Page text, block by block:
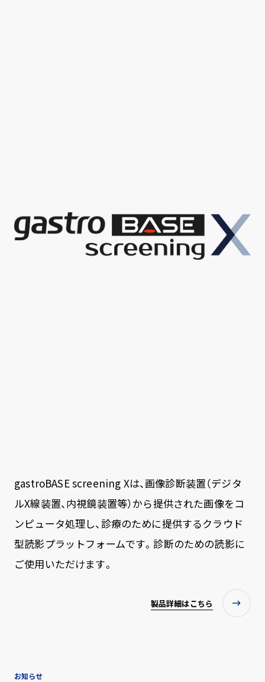
gastroBASE screening Xは、画像診断装置（デジタ
ルX線装置、内視鏡装置等）から提供された画像をコ
ンピュータ処理し、診療のために提供するクラウド
型読影プラットフォームです。診断のための読影に
ご使用いただけます。
製品詳細はこちら
お知らせ